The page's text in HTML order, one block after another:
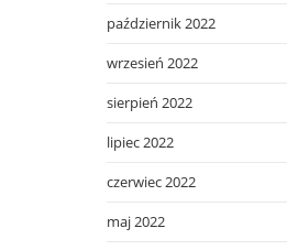
październik 2022
wrzesień 2022
sierpień 2022
lipiec 2022
czerwiec 2022
maj 2022